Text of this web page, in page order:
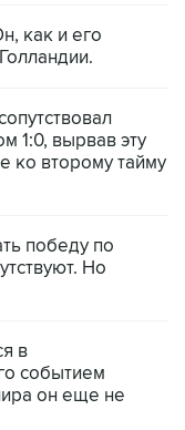
как и его
1:0, вырвав эту
ко второму тайму
победу по
Но
в
событием
он еще не